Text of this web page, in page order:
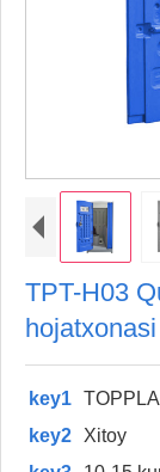
TPT-H03
key1 TOPPLA
key2
Xitoy